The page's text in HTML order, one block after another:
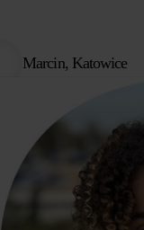
Marcin, Katowice